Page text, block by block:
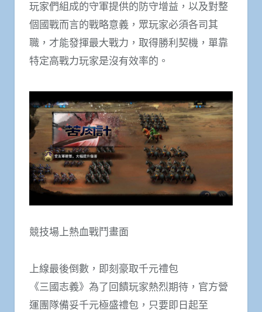
玩家們組成的守軍提供的防守增益，以及對整
個國戰而言的戰略意義，眾玩家必須各司其
職，才能發揮最大戰力，取得勝利契機，單靠
特定高戰力玩家是沒有效率的。
競技場上熱血戰鬥畫面
上線最後倒數，即刻豪取千元禮包
《三國志義》為了回饋玩家熱烈期待，官方營
運團隊備妥千元極盛禮包，只要即日起至